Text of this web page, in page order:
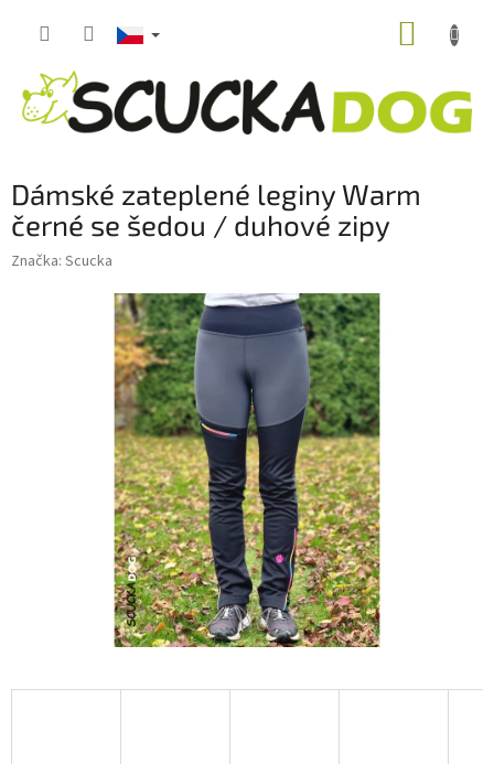
Dámské zateplené leginy Warm
černé se šedou / duhové zipy
Značka: Scucka